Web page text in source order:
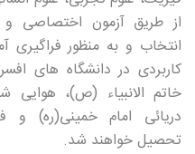
از طریق آزمون اختصاصی
انتخاب و به منظور
کاربردی در دانشگاه های
خاتم الانبیاء (ص)، هوایی
دریائی امام خمینی(ره) و
تحصیل خواهند شد.